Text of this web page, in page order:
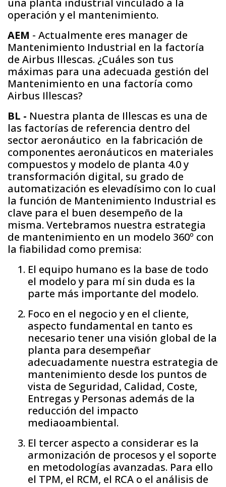
operación y el mantenimiento.
AEM - Actualmente eres manager de
Mantenimiento Industrial en la factoría
de Airbus Illescas. ¿Cuáles son tus
máximas para una adecuada gestión del
Mantenimiento en una factoría como
Airbus Illescas?
BL - Nuestra planta de Illescas es una de
las factorías de referencia dentro del
sector aeronáutico en la fabricación de
componentes aeronáuticos en materiales
compuestos y modelo de planta 4.0 y
transformación digital, su grado de
automatización es elevadísimo con lo cual
la función de Mantenimiento Industrial es
clave para el buen desempeño de la
misma. Vertebramos nuestra estrategia
de mantenimiento en un modelo 360º con
la fiabilidad como premisa:
El equipo humano es la base de todo
el modelo y para mí sin duda es la
parte más importante del modelo.
Foco en el negocio y en el cliente,
aspecto fundamental en tanto es
necesario tener una visión global de la
planta para desempeñar
adecuadamente nuestra estrategia de
mantenimiento desde los puntos de
vista de Seguridad, Calidad, Coste,
Entregas y Personas además de la
reducción del impacto
mediaoambiental.
El tercer aspecto a considerar es la
armonización de procesos y el soporte
en metodologías avanzadas. Para ello
el TPM, el RCM, el RCA o el análisis de